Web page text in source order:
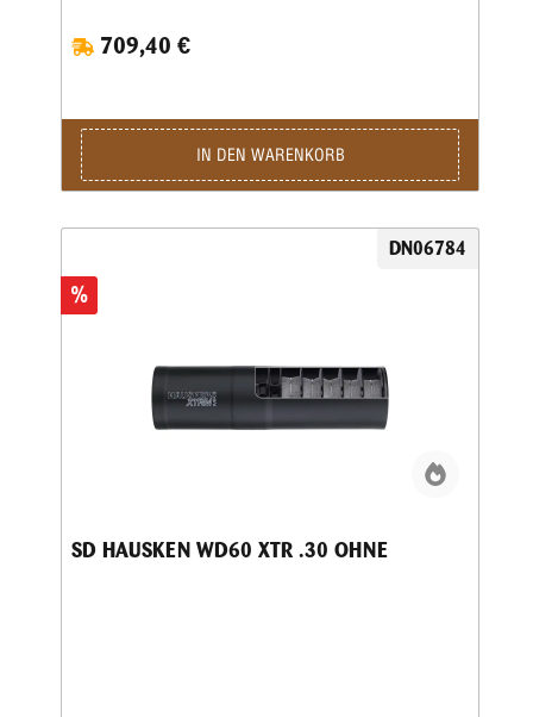
709,40 €
IN DEN WARENKORB
%
DN06784
SD HAUSKEN WD60 XTR .30 OHNE